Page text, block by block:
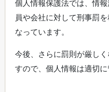
個人情報保護法では、情
員や会社に対して刑事罰
なっています。
今後、さらに罰則が厳し
すので、個人情報は適切に